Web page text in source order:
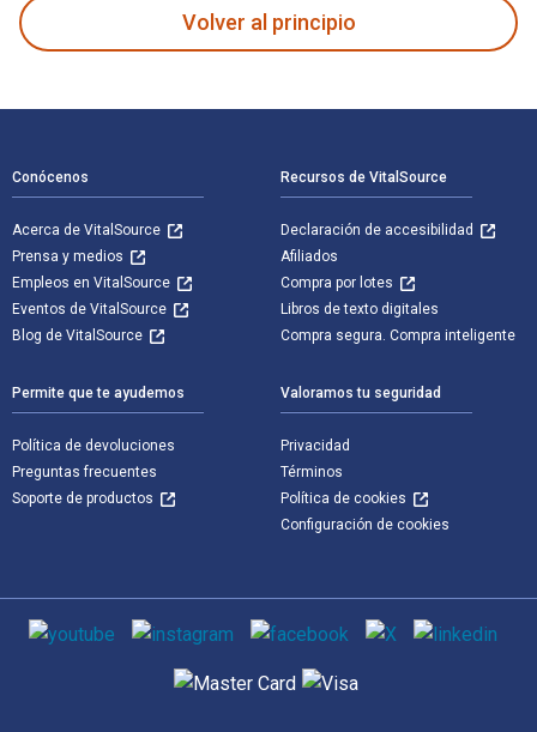
Volver al principio
Conócenos
Acerca de VitalSource
Prensa y medios
Empleos en VitalSource
Eventos de VitalSource
Blog de VitalSource
Recursos de VitalSource
Declaración de accesibilidad
Afiliados
Compra por lotes
Libros de texto digitales
Compra segura. Compra inteligente
Permite que te ayudemos
Política de devoluciones
Preguntas frecuentes
Soporte de productos
Valoramos tu seguridad
Privacidad
Términos
Política de cookies
Configuración de cookies
Medios de comunicación social
Métodos de pago admitidos